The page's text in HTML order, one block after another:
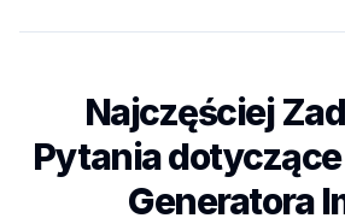
Najczęściej
Pytania
Generatora